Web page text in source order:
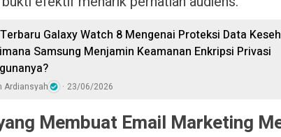
Galaxy Watch 8 Mengenai Proteksi Data
Samsung Menjamin Keamanan Enkripsi Privasi
Ardiansyah 23/06/2026
Membuat Email Marketing